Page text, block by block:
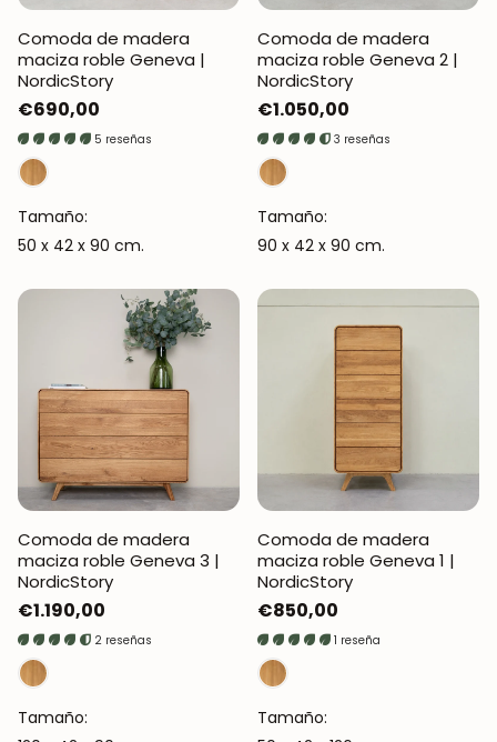
Comoda de madera
maciza roble Geneva |
NordicStory
Precio
regular
€690,00
5 reseñas
Tamaño:
50 x 42 x 90 cm.
Comoda de madera
maciza roble Geneva 2 |
NordicStory
Precio
regular
€1.050,00
3 reseñas
Tamaño:
90 x 42 x 90 cm.
Comoda de madera
maciza roble Geneva 3 |
NordicStory
Precio
regular
€1.190,00
2 reseñas
Tamaño:
Comoda de madera
maciza roble Geneva 1 |
NordicStory
Precio
regular
€850,00
1 reseña
Tamaño: